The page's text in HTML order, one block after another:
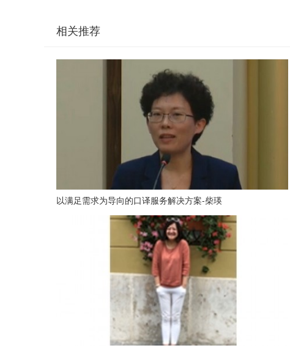
相关推荐
以满足需求为导向的口译服务解决方案-柴瑛